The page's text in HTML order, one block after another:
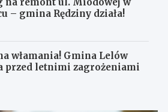
– gmina Rędziny działa!
włamania! Gmina Lelów
przed letnimi zagrożeniami